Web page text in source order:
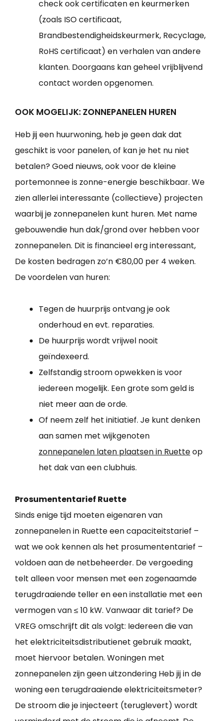
check ook certificaten en keurmerken
(zoals ISO certificaat,
Brandbestendigheidskeurmerk, Recyclage,
RoHS certificaat) en verhalen van andere
klanten. Doorgaans kan geheel vrijblijvend
contact worden opgenomen.
OOK MOGELIJK: ZONNEPANELEN HUREN
Heb jij een huurwoning, heb je geen dak dat
geschikt is voor panelen, of kan je het nu niet
betalen? Goed nieuws, ook voor de kleine
portemonnee is zonne-energie beschikbaar. We
zien allerlei interessante (collectieve) projecten
waarbij je zonnepanelen kunt huren. Met name
gebouwendie hun dak/grond over hebben voor
zonnepanelen. Dit is financieel erg interessant,
De kosten bedragen zo’n €80,00 per 4 weken.
De voordelen van huren:
Tegen de huurprijs ontvang je ook
onderhoud en evt. reparaties.
De huurprijs wordt vrijwel nooit
geïndexeerd.
Zelfstandig stroom opwekken is voor
iedereen mogelijk. Een grote som geld is
niet meer aan de orde.
Of neem zelf het initiatief. Je kunt denken
aan samen met wijkgenoten
zonnepanelen laten plaatsen in Ruetteop
het dak van een clubhuis.
Prosumententarief Ruette
Sinds enige tijd moeten eigenaren van
zonnepanelen in Ruette een capaciteitstarief –
wat we ook kennen als het prosumententarief –
voldoen aan de netbeheerder. De vergoeding
telt alleen voor mensen met een zogenaamde
terugdraaiende teller en een installatie met een
vermogen van ≤ 10 kW. Vanwaar dit tarief? De
VREG omschrijft dit als volgt: Iedereen die van
het elektriciteitsdistributienet gebruik maakt,
moet hiervoor betalen. Woningen met
zonnepanelen zijn geen uitzondering Heb jij in de
woning een terugdraaiende elektriciteitsmeter?
De stroom die je injecteert (teruglevert) wordt